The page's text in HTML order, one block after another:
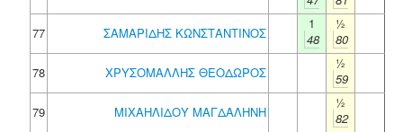
77
ΣΑΜΑΡΙΔΗΣ ΚΩΝΣΤΑΝΤΙΝΟΣ
1
48
½
80
78
ΧΡΥΣΟΜΑΛΛΗΣ ΘΕΟΔΩΡΟΣ
½
59
79
ΜΙΧΑΗΛΙΔΟΥ ΜΑΓΔΑΛΗΝΗ
½
82